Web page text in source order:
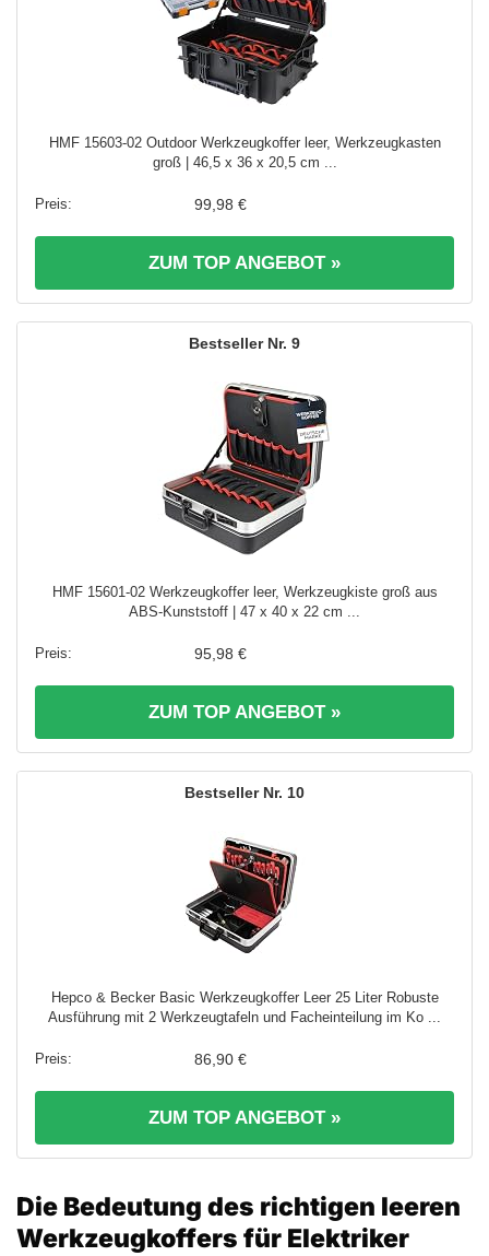
HMF 15603-02 Outdoor Werkzeugkoffer leer, Werkzeugkasten
groß | 46,5 x 36 x 20,5 cm ...
99,98 €
ZUM TOP ANGEBOT »
9
HMF 15601-02 Werkzeugkoffer leer, Werkzeugkiste groß aus
ABS-Kunststoff | 47 x 40 x 22 cm ...
95,98 €
ZUM TOP ANGEBOT »
10
Hepco & Becker Basic Werkzeugkoffer Leer 25 Liter Robuste
Ausführung mit 2 Werkzeugtafeln und Facheinteilung im Ko ...
86,90 €
ZUM TOP ANGEBOT »
Die Bedeutung des richtigen leeren
Werkzeugkoffers für Elektriker